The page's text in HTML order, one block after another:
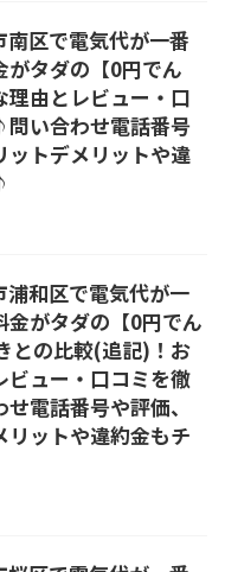
区で電気代が一番
がタダの【0円でん
理由とレビュー・口
い合わせ電話番号
ットデメリットや違
浦和区で電気代が一
金がタダの【0円でん
との比較(追記)！お
ビュー・口コミを徹
電話番号や評価、
リットや違約金もチ